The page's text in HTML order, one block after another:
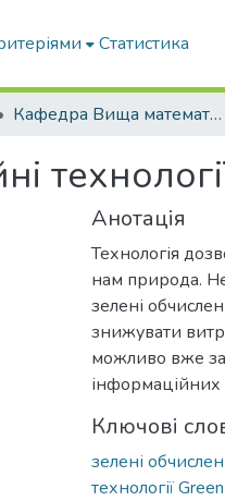
Статистика
Кафедра Вища математика та фізика
Анотація
Технологія
нам природа.
зелені
знижувати
можливо вже
інформаційних
Ключові
зелені
технології